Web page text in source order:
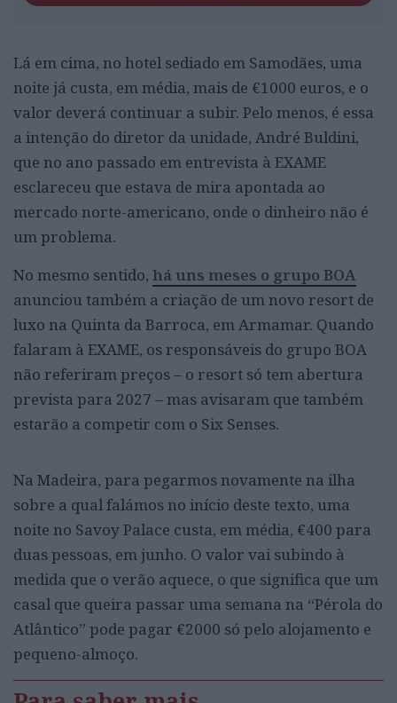
Lá em cima, no hotel sediado em Samodães, uma
noite já custa, em média, mais de €1000 euros, e o
valor deverá continuar a subir. Pelo menos, é essa
a intenção do diretor da unidade, André Buldini,
que no ano passado em entrevista à EXAME
esclareceu que estava de mira apontada ao
mercado norte-americano, onde o dinheiro não é
um problema.
No mesmo sentido, há uns meses o grupo BOA
anunciou também a criação de um novo resort de
luxo na Quinta da Barroca, em Armamar. Quando
falaram à EXAME, os responsáveis do grupo BOA
não referiram preços – o resort só tem abertura
prevista para 2027 – mas avisaram que também
estarão a competir com o Six Senses.
Na Madeira, para pegarmos novamente na ilha
sobre a qual falámos no início deste texto, uma
noite no Savoy Palace custa, em média, €400 para
duas pessoas, em junho. O valor vai subindo à
medida que o verão aquece, o que significa que um
casal que queira passar uma semana na “Pérola do
Atlântico” pode pagar €2000 só pelo alojamento e
pequeno-almoço.